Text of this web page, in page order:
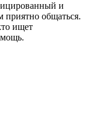
и
приятно общаться.
ищет